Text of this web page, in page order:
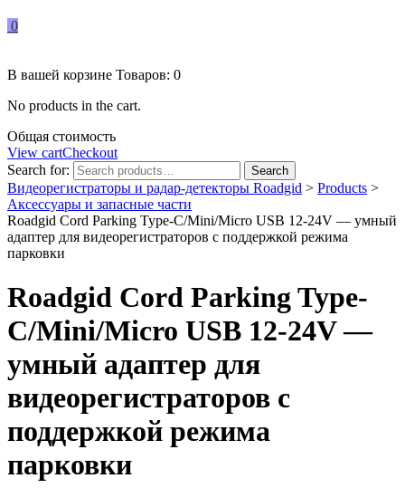
0
В вашей корзине Товаров: 0
No products in the cart.
Общая стоимость
View cartCheckout
Search for:
Search
Видеорегистраторы и радар-детекторы Roadgid > Products >
Аксессуары и запасные части
Roadgid Cord Parking Type-C/Mini/Micro USB 12-24V — умный
адаптер для видеорегистраторов с поддержкой режима
парковки
Roadgid Cord Parking Type-
C/Mini/Micro USB 12-24V —
умный адаптер для
видеорегистраторов с
поддержкой режима
парковки